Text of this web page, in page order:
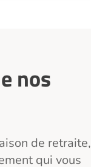
nos
de retraite,
qui vous